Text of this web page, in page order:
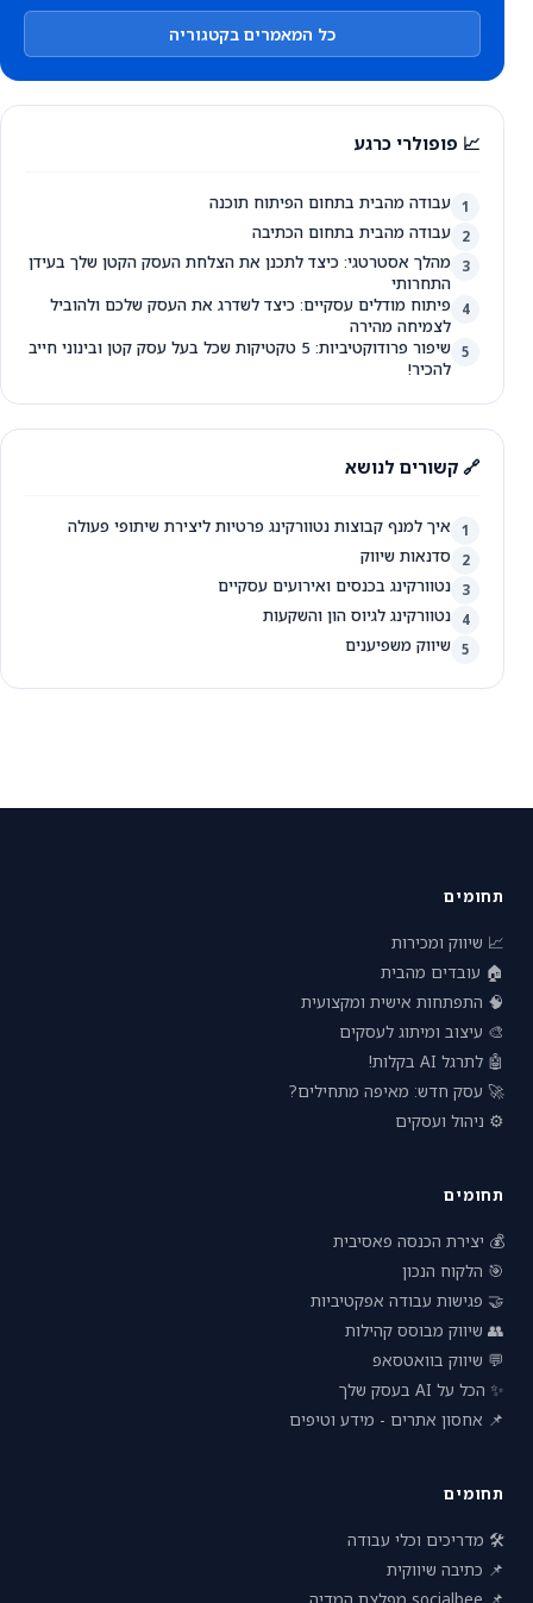
כל המאמרים בקטגוריה
📈 פופולרי כרגע
1 עבודה מהבית בתחום הפיתוח תוכנה
2 עבודה מהבית בתחום הכתיבה
3
מהלך אסטרטגי: כיצד לתכנן את הצלחת העסק הקטן שלך בעידן
התחרותי
4
פיתוח מודלים עסקיים: כיצד לשדרג את העסק שלכם ולהוביל
לצמיחה מהירה
5
שיפור פרודוקטיביות: 5 טקטיקות שכל בעל עסק קטן ובינוני חייב
להכיר!
🔗 קשורים לנושא
1 איך למנף קבוצות נטוורקינג פרטיות ליצירת שיתופי פעולה
2 סדנאות שיווק
3 נטוורקינג בכנסים ואירועים עסקיים
4 נטוורקינג לגיוס הון והשקעות
5 שיווק משפיענים
תחומים
📈 שיווק ומכירות
🏠 עובדים מהבית
🧠 התפתחות אישית ומקצועית
🎨 עיצוב ומיתוג לעסקים
🤖 לתרגל AI בקלות!
🚀 עסק חדש: מאיפה מתחילים?
⚙️ ניהול ועסקים
תחומים
💰 יצירת הכנסה פאסיבית
🎯 הלקוח הנכון
🤝 פגישות עבודה אפקטיביות
👥 שיווק מבוסס קהילות
💬 שיווק בוואטסאפ
✨ הכל על AI בעסק שלך
📌 אחסון אתרים - מידע וטיפים
תחומים
🛠 מדריכים וכלי עבודה
📌 כתיבה שיווקית